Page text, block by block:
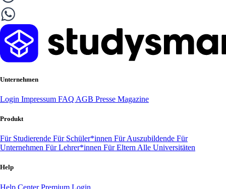
Unternehmen
Login Impressum FAQ AGB Presse Magazine
Produkt
Für Studierende Für Schüler*innen Für Auszubildende Für
Unternehmen Für Lehrer*innen Für Eltern Alle Universitäten
Help
Help CenterPremium Login